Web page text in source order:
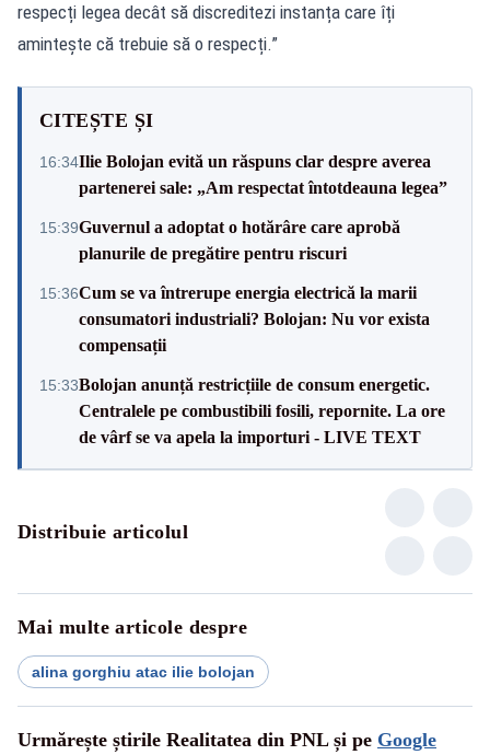
respecți legea decât să discreditezi instanța care îți
amintește că trebuie să o respecți.”
CITEȘTE ȘI
16:34Ilie Bolojan evită un răspuns clar despre averea
partenerei sale: „Am respectat întotdeauna legea”
15:39Guvernul a adoptat o hotărâre care aprobă
planurile de pregătire pentru riscuri
15:36Cum se va întrerupe energia electrică la marii
consumatori industriali? Bolojan: Nu vor exista
compensații
15:33Bolojan anunță restricțiile de consum energetic.
Centralele pe combustibili fosili, repornite. La ore
de vârf se va apela la importuri - LIVE TEXT
Distribuie articolul
Mai multe articole despre
alina gorghiu atac ilie bolojan
Urmărește știrile Realitatea din PNL și pe Google